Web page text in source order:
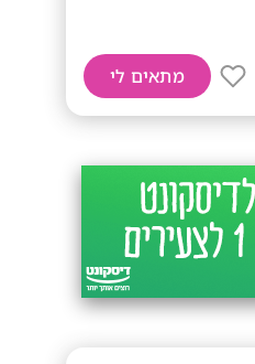
מתאים לי